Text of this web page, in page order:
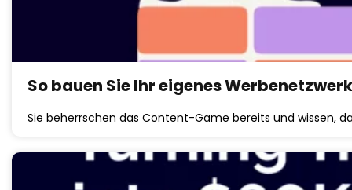
So bauen Sie Ihr eigenes
Sie beherrschen das Content-Game bereits und wissen,